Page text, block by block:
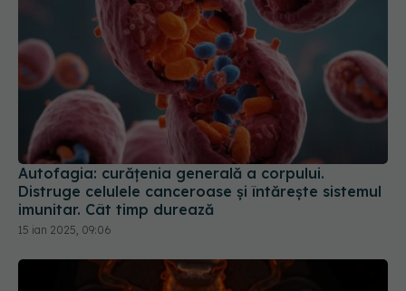
Autofagia: curățenia generală a corpului.
Distruge celulele canceroase și întărește sistemul
imunitar. Cât timp durează
15 ian 2025, 09:06